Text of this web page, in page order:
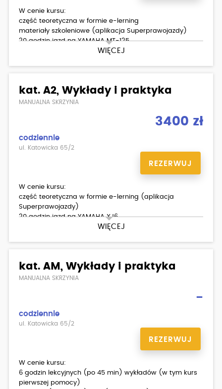
WIĘCEJ
W cenie kursu:
część teoretyczna w formie e-lerning
materiały szkoleniowe (aplikacja Superprawojazdy)
20 godzin jazd na YAMAHA MT-125
egzamin wewnętrzny teoria/ praktyka
kat. A2, Wykłady i praktyka
MANUALNA SKRZYNIA
3400 zł
codziennie
ul. Katowicka 65/2
REZERWUJ
WIĘCEJ
W cenie kursu:
część teoretyczna w formie e-lerning (aplikacja
Superprawojazdy)
20 godzin jazd na YAMAHA XJ6
egzamin wewnętrzny teoria/ praktyka
kat. AM, Wykłady i praktyka
MANUALNA SKRZYNIA
-
codziennie
ul. Katowicka 65/2
REZERWUJ
W cenie kursu:
6 godzin lekcyjnych (po 45 min) wykładów (w tym kurs
pierwszej pomocy)